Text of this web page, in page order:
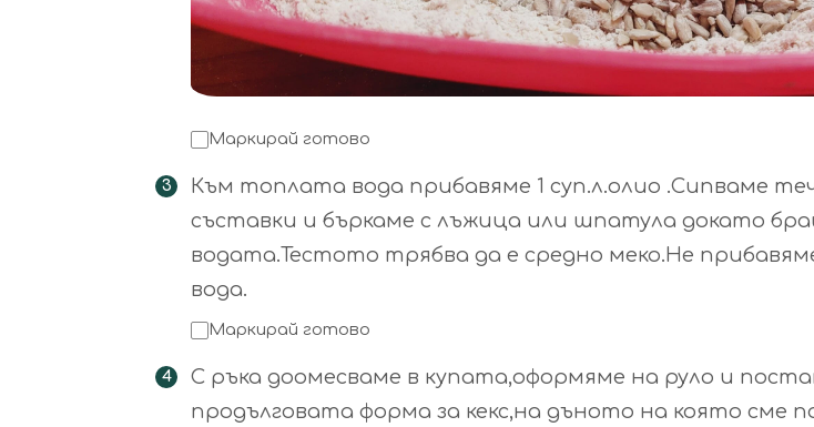
Маркирай готово
Към топлата вода прибавяме 1 суп.л.олио .Сипваме
съставки и бъркаме с лъжица или шпатула докато
водата.Тестото трябва да е средно меко.Не
вода.
Маркирай готово
С ръка доомесваме в купата,оформяме на руло и
продълговата форма за кекс,на дъното на която сме